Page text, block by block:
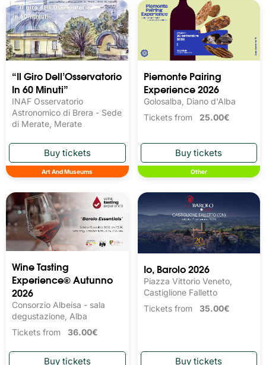
“Il Giro Dell’Osservatorio
In 60 Minuti”
INAF Osservatorio
Astronomico di Brera - Sede
di Merate, Merate
Art And Museums
Piemonte Pairing
Experience 2026
Golosalba, Diano d'Alba
Tickets from 25.00€
Other
Wine Tasting
Experience® Autunno
2026
Consorzio Albeisa - sala
degustazione, Alba
Tickets from 36.00€
Io, Barolo 2026
Piazza Vittorio Veneto,
Castiglione Falletto
Tickets from 35.00€